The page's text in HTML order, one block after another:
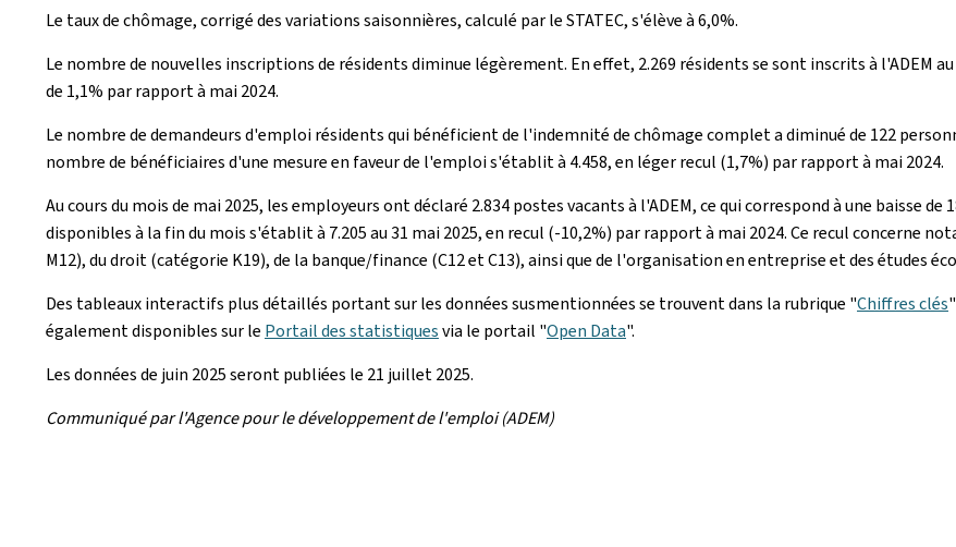
Le taux de chômage, corrigé des variations saisonnières, calculé par le STATEC, s'élève à 6,0%.
Le nombre de nouvelles inscriptions de résidents diminue légèrement. En effet, 2.269 résidents se sont inscrits à l'ADEM
de 1,1% par rapport à mai 2024.
Le nombre de demandeurs d'emploi résidents qui bénéficient de l'indemnité de chômage complet a diminué de 122
nombre de bénéficiaires d'une mesure en faveur de l'emploi s'établit à 4.458, en léger recul (1,7%) par rapport à mai 2024.
Au cours du mois de mai 2025, les employeurs ont déclaré 2.834 postes vacants à l'ADEM, ce qui correspond à une baisse
disponibles à la fin du mois s'établit à 7.205 au 31 mai 2025, en recul (-10,2%) par rapport à mai 2024. Ce recul concerne
M12), du droit (catégorie K19), de la banque/finance (C12 et C13), ainsi que de l'organisation en entreprise et des études
Des tableaux interactifs plus détaillés portant sur les données susmentionnées se trouvent dans la rubrique "Chiffres clés
également disponibles sur le Portail des statistiquesvia le portail "Open Data".
Les données de juin 2025 seront publiées le 21 juillet 2025.
Communiqué par l'Agence pour le développement de l'emploi (ADEM)